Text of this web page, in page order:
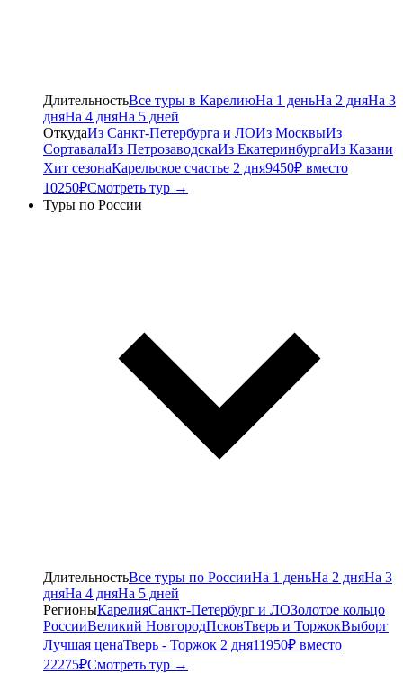
ДлительностьВсе туры в КарелиюНа 1 деньНа 2 дняНа 3
дняНа 4 дняНа 5 дней
ОткудаИз Санкт-Петербурга и ЛОИз МосквыИз
СортавалаИз ПетрозаводскаИз ЕкатеринбургаИз Казани
Хит сезонаКарельское счастье 2 дня9450₽ вместо
10250₽Смотреть тур →
Туры по России
ДлительностьВсе туры по РоссииНа 1 деньНа 2 дняНа 3
дняНа 4 дняНа 5 дней
РегионыКарелияСанкт-Петербург и ЛОЗолотое кольцо
РоссииВеликий НовгородПсковТверь и ТоржокВыборг
Лучшая ценаТверь - Торжок 2 дня11950₽ вместо
22275₽Смотреть тур →